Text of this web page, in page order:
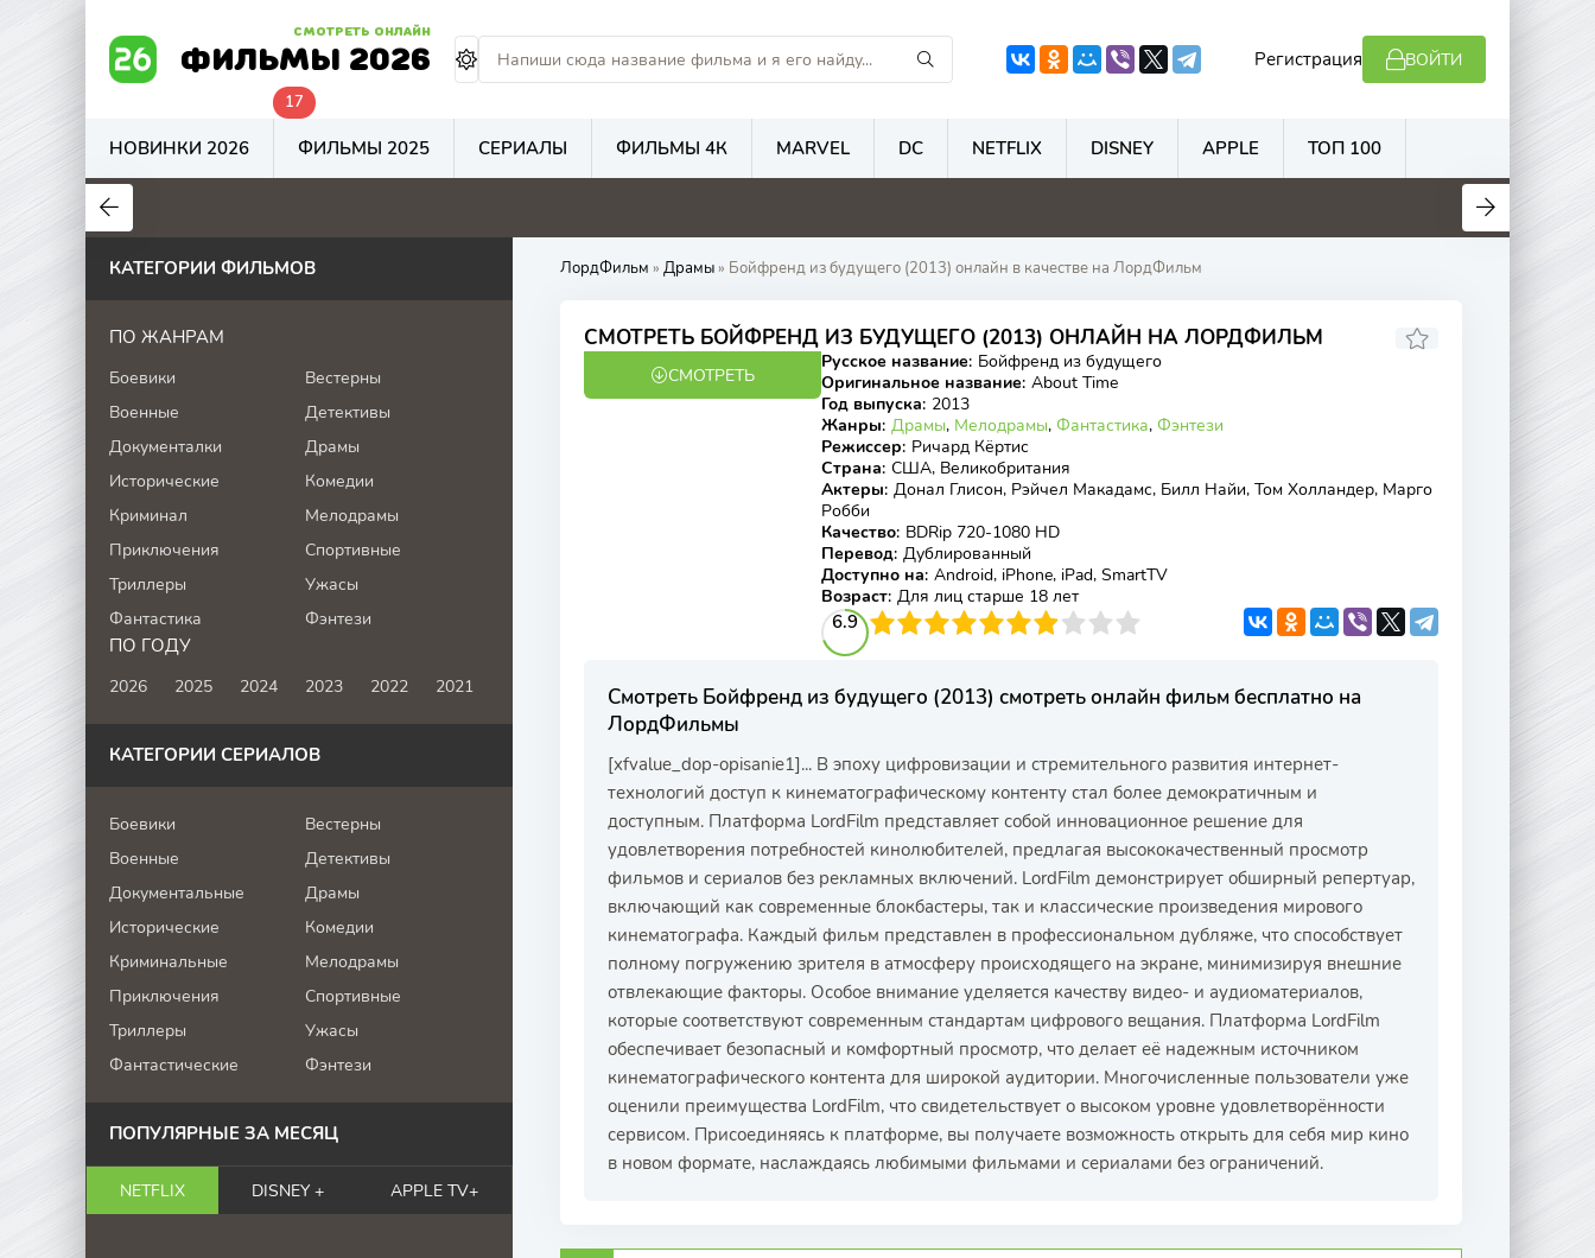
ФИЛЬМЫ 2026
СМОТРЕТЬ ОНЛАЙН
Регистрация ВОЙТИ
НОВИНКИ 2026
17
ФИЛЬМЫ 2025 СЕРИАЛЫ ФИЛЬМЫ 4К MARVEL DC NETFLIX DISNEY APPLE ТОП 100
0
ЛордФильм » Драмы» Бойфренд из будущего (2013) онлайн в качестве на ЛордФильм
СМОТРЕТЬ БОЙФРЕНД ИЗ БУДУЩЕГО (2013) ОНЛАЙН НА ЛОРДФИЛЬМ
7.91 7.8
СМОТРЕТЬ
Русское название: Бойфренд из будущего
Оригинальное название: About Time
Год выпуска: 2013
Жанры: Драмы, Мелодрамы, Фантастика, Фэнтези
Режиссер: Ричард Кёртис
Страна: США, Великобритания
Актеры: Донал Глисон, Рэйчел Макадамс, Билл Найи, Том Холландер, Марго
Робби
Качество: BDRip 720-1080 HD
Перевод: Дублированный
Доступно на: Android, iPhone, iPad, SmartTV
Возраст: Для лиц старше 18 лет
6.9
4 5 6 7 8 9 10
Смотреть Бойфренд из будущего (2013) смотреть онлайн фильм бесплатно на
ЛордФильмы
[xfvalue_dop-opisanie1]... В эпоху цифровизации и стремительного развития интернет-
технологий доступ к кинематографическому контенту стал более демократичным и
доступным. Платформа LordFilm представляет собой инновационное решение для
удовлетворения потребностей кинолюбителей, предлагая высококачественный просмотр
фильмов и сериалов без рекламных включений. LordFilm демонстрирует обширный репертуар,
включающий как современные блокбастеры, так и классические произведения мирового
кинематографа. Каждый фильм представлен в профессиональном дубляже, что способствует
полному погружению зрителя в атмосферу происходящего на экране, минимизируя внешние
отвлекающие факторы. Особое внимание уделяется качеству видео- и аудиоматериалов,
которые соответствуют современным стандартам цифрового вещания. Платформа LordFilm
обеспечивает безопасный и комфортный просмотр, что делает её надежным источником
кинематографического контента для широкой аудитории. Многочисленные пользователи уже
оценили преимущества LordFilm, что свидетельствует о высоком уровне удовлетворённости
сервисом. Присоединяясь к платформе, вы получаете возможность открыть для себя мир кино
в новом формате, наслаждаясь любимыми фильмами и сериалами без ограничений.
КАТЕГОРИИ ФИЛЬМОВ
ПО ЖАНРАМ
Боевики
Вестерны
Военные
Детективы
Документалки
Драмы
Исторические
Комедии
Криминал
Мелодрамы
Приключения
Спортивные
Триллеры
Ужасы
Фантастика
Фэнтези
ПО ГОДУ
2026 2025 2024 2023 2022 2021
КАТЕГОРИИ СЕРИАЛОВ
Боевики
Вестерны
Военные
Детективы
Документальные
Драмы
Исторические
Комедии
Криминальные
Мелодрамы
Приключения
Спортивные
Триллеры
Ужасы
Фантастические
Фэнтези
ПОПУЛЯРНЫЕ ЗА МЕСЯЦ
NETFLIX DISNEY + APPLE TV+